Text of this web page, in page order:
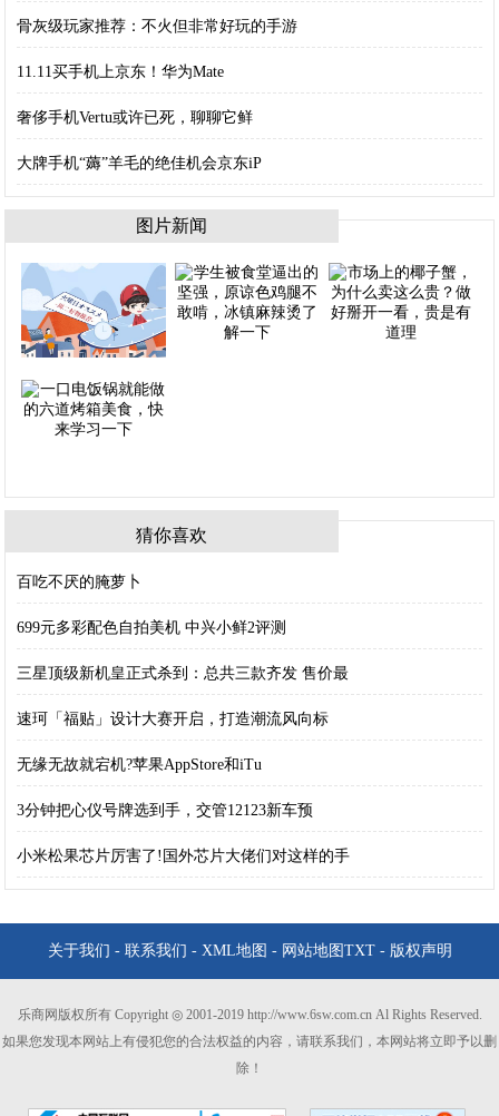
骨灰级玩家推荐：不火但非常好玩的手游
11.11买手机上京东！华为Mate
奢侈手机Vertu或许已死，聊聊它鲜
大牌手机“薅”羊毛的绝佳机会京东iP
图片新闻
猜你喜欢
百吃不厌的腌萝卜
699元多彩配色自拍美机 中兴小鲜2评测
三星顶级新机皇正式杀到：总共三款齐发 售价最
速珂「福贴」设计大赛开启，打造潮流风向标
无缘无故就宕机?苹果AppStore和iTu
3分钟把心仪号牌选到手，交管12123新车预
小米松果芯片厉害了!国外芯片大佬们对这样的手
关于我们 - 联系我们 - XML地图 - 网站地图 TXT- 版权声明
乐商网版权所有 Copyright ◎ 2001-2019 http://www.6sw.com.cn Al Rights Reserved.
如果您发现本网站上有侵犯您的合法权益的内容，请联系我们，本网站将立即予以删
除！